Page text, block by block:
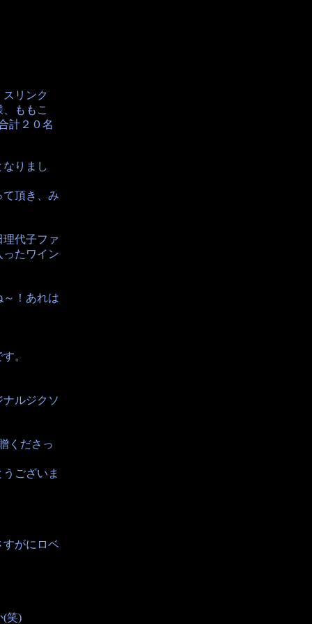
リンク
ももこ
計２０名
りまし
て頂き、み
代子ファ
たワイン
！あれは
。
ルジクソ
くださっ
ございま
すがにロベ
(笑)